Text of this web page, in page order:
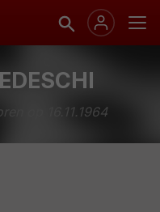
op 16.11.1964